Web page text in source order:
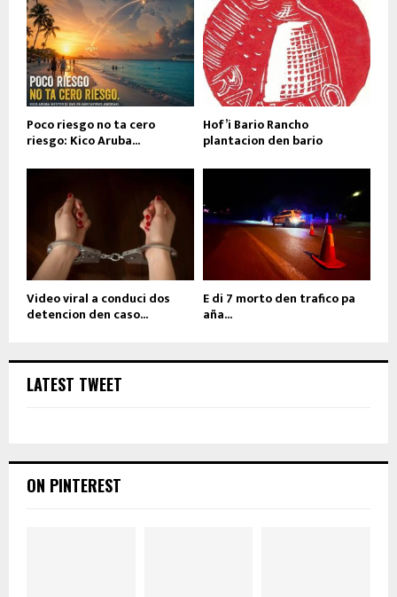
Poco riesgo no ta cero
riesgo: Kico Aruba...
Hof’i Bario Rancho
plantacion den bario
Video viral a conduci dos
detencion den caso...
E di 7 morto den trafico pa
aña...
LATEST TWEET
ON PINTEREST